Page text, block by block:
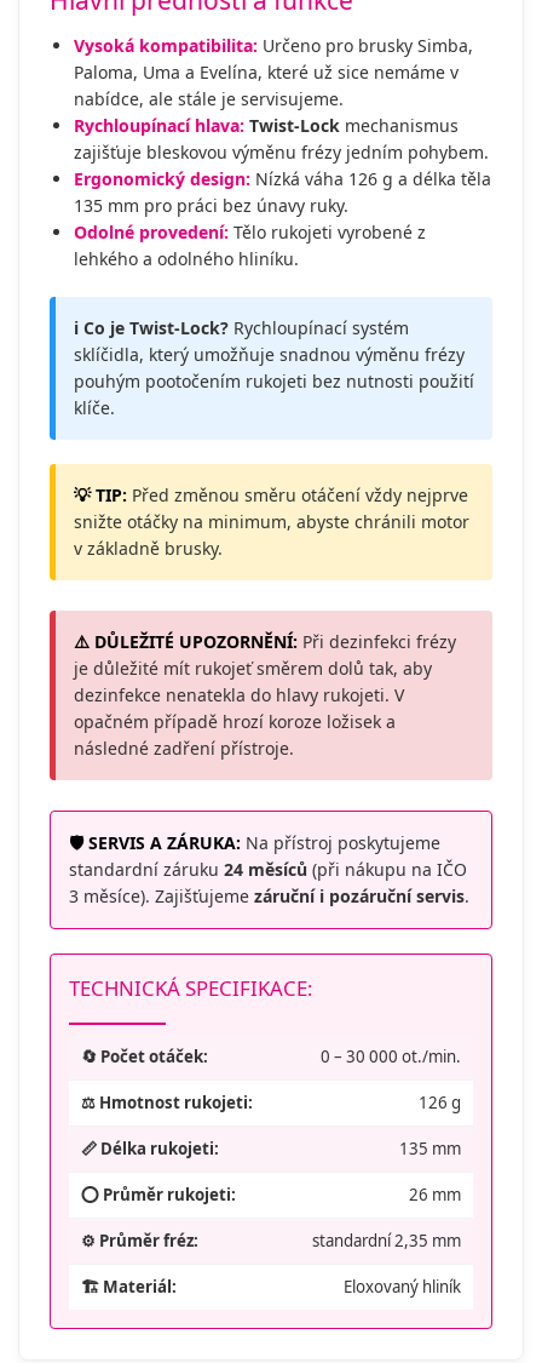
Vysoká kompatibilita: Určeno pro brusky Simba,
Paloma, Uma a Evelína, které už sice nemáme v
nabídce, ale stále je servisujeme.
Rychloupínací hlava: Twist-Lock mechanismus
zajišťuje bleskovou výměnu frézy jedním pohybem.
Ergonomický design: Nízká váha 126 g a délka těla
135 mm pro práci bez únavy ruky.
Odolné provedení: Tělo rukojeti vyrobené z
lehkého a odolného hliníku.
ℹ️ Co je Twist-Lock? Rychloupínací systém
sklíčidla, který umožňuje snadnou výměnu frézy
pouhým pootočením rukojeti bez nutnosti použití
klíče.
💡 TIP: Před změnou směru otáčení vždy nejprve
snižte otáčky na minimum, abyste chránili motor
v základně brusky.
⚠️ DŮLEŽITÉ UPOZORNĚNÍ: Při dezinfekci frézy
je důležité mít rukojeť směrem dolů tak, aby
dezinfekce nenatekla do hlavy rukojeti. V
opačném případě hrozí koroze ložisek a
následné zadření přístroje.
🛡️ SERVIS A ZÁRUKA: Na přístroj poskytujeme
standardní záruku 24 měsíců (při nákupu na IČO
3 měsíce). Zajišťujeme záruční i pozáruční servis.
TECHNICKÁ SPECIFIKACE:
🔄 Počet otáček: 0 – 30 000 ot./min.
⚖️ Hmotnost rukojeti: 126 g
📏 Délka rukojeti: 135 mm
⭕ Průměr rukojeti: 26 mm
⚙️ Průměr fréz: standardní 2,35 mm
🏗️ Materiál: Eloxovaný hliník